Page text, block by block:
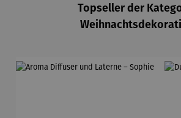
Topseller der